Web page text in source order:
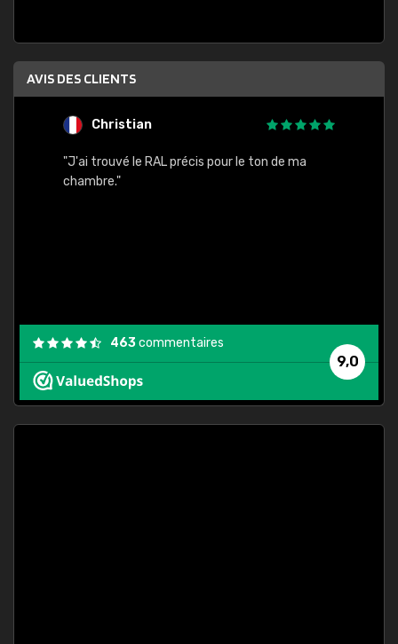
AVIS DES CLIENTS
Christian
"J'ai trouvé le RAL précis pour le ton de ma
chambre."
9,0
463commentaires